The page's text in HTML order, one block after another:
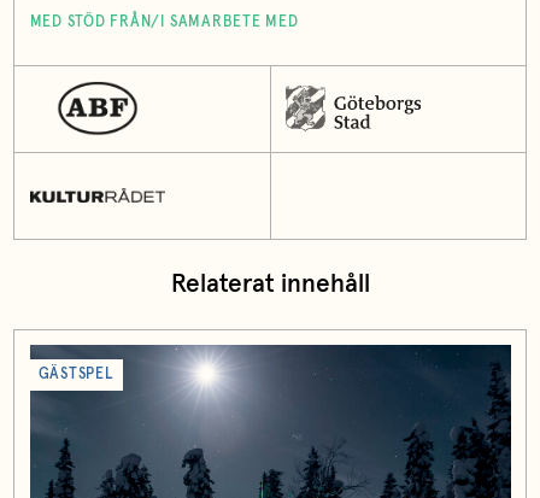
MED STÖD FRÅN/I SAMARBETE MED
Relaterat innehåll
GÄSTSPEL